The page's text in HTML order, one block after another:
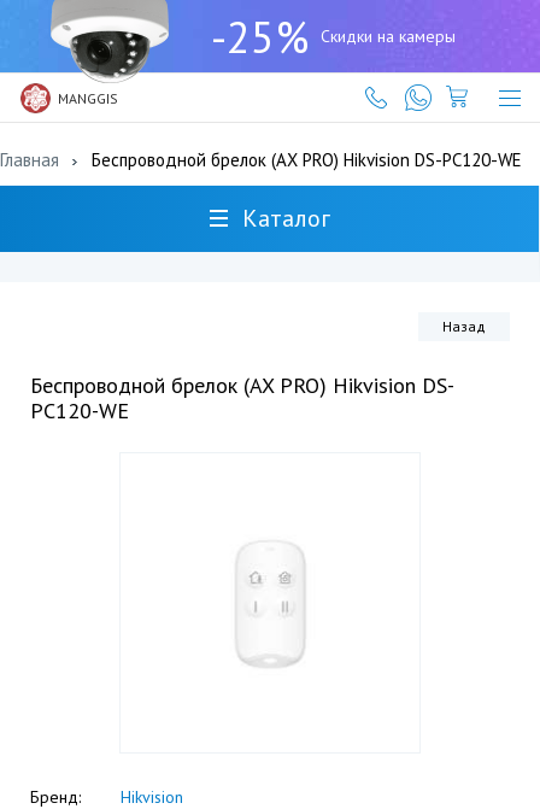
-25% Скидки на камеры
MANGGIS
(727)
317-
61-
61
Главная Беспроводной брелок (AX PRO) Hikvision DS-PC120-WE
Каталог
Назад
Беспроводной брелок (AX PRO) Hikvision DS-
PC120-WE
Бренд: Hikvision